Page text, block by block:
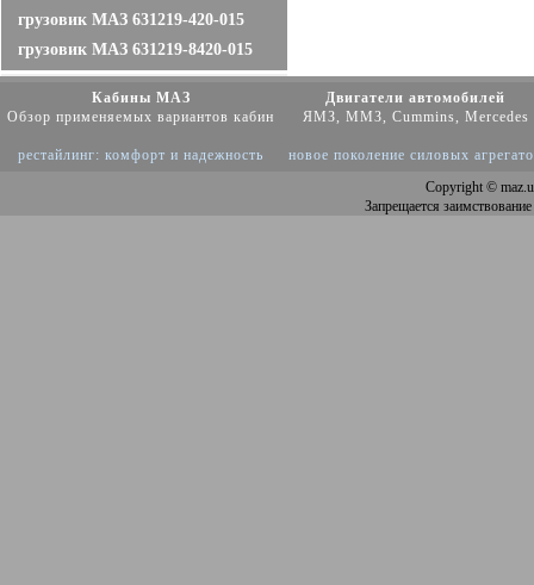
грузовик МАЗ 631219-420-015
грузовик МАЗ 631219-8420-015
Кабины МАЗ
Обзор применяемых вариантов кабин
рестайлинг: комфорт и надежность
Двигатели автомобилей
ЯМЗ, ММЗ, Cummins, Mercedes
новое поколение силовых
Copyright©
Запрещается